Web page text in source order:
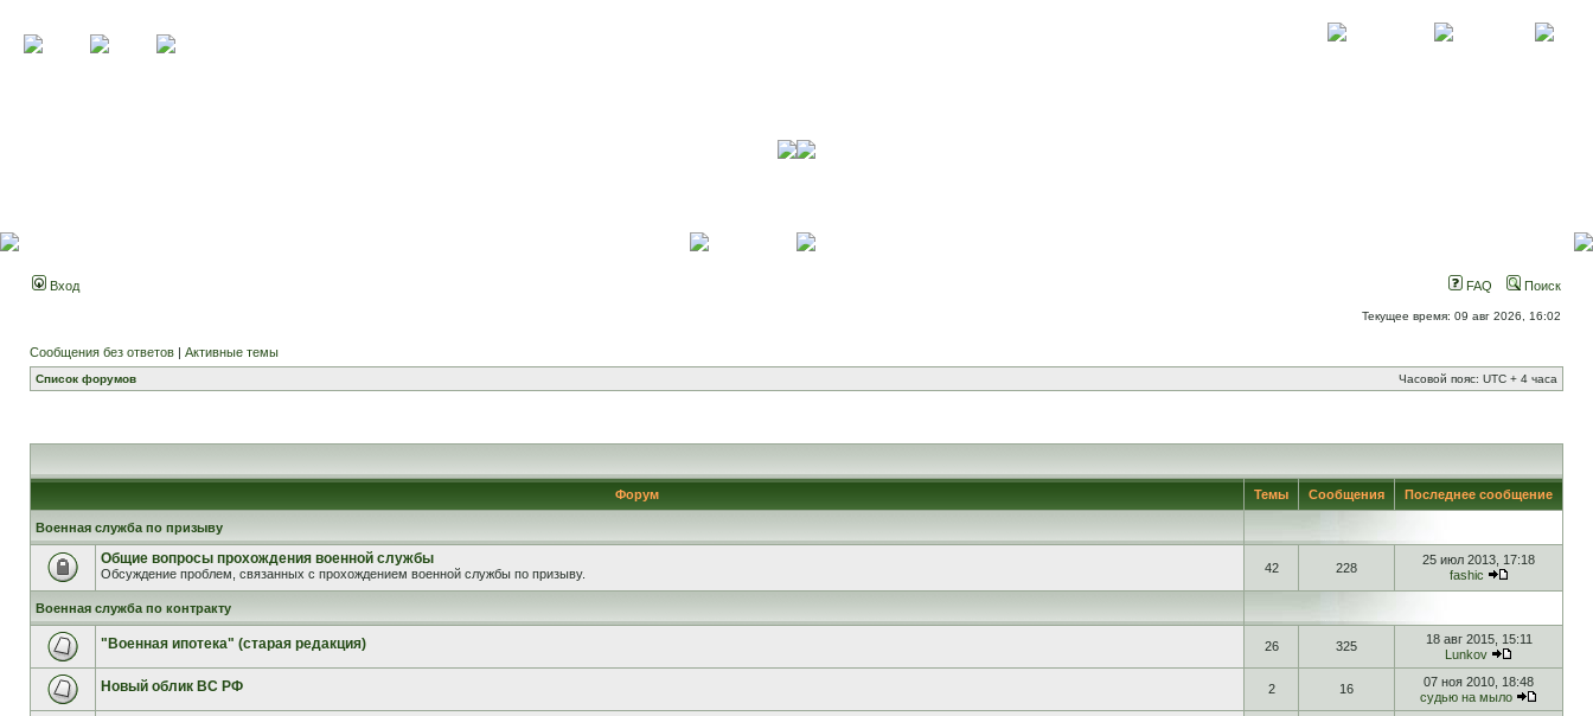
Вход FAQ Поиск
Текущее время: 09 авг 2026, 16:02
Сообщения без ответов | Активные темы
Список форумов Часовой пояс: UTC + 4 часа
Форум Темы Сообщения Последнее сообщение
Военная служба по призыву
Общие вопросы прохождения военной службы
Обсуждение проблем, связанных с прохождением военной службы по призыву. 42 228
25 июл 2013, 17:18
fashic
Военная служба по контракту
"Военная ипотека" (старая редакция) 26 325
18 авг 2015, 15:11
Lunkov
Новый облик ВС РФ 2 16
07 ноя 2010, 18:48
судью на мыло